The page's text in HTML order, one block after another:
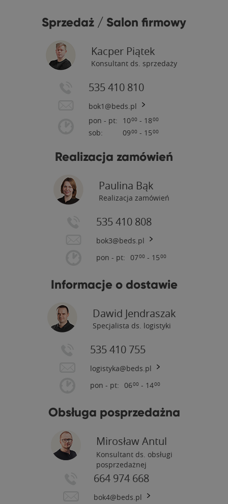
Sprzedaż / Salon firmowy
Kacper Piątek
Konsultant ds. sprzedaży
535 410 810
bok1@beds.pl
pon - pt:
sob:
1000 - 1800
0900 - 1500
Realizacja zamówień
Paulina Bąk
Realizacja zamówień
535 410 808
bok3@beds.pl
pon - pt: 0700 - 1500
Informacje o dostawie
Dawid Jendraszak
Specjalista ds. logistyki
535 410 755
logistyka@beds.pl
pon - pt: 0600 - 1400
Obsługa posprzedażna
Mirosław Antul
Konsultant ds. obsługi
posprzedażnej
664 974 668
bok4@beds.pl